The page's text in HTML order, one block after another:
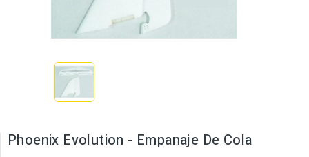
Phoenix Evolution - Empanaje De Cola